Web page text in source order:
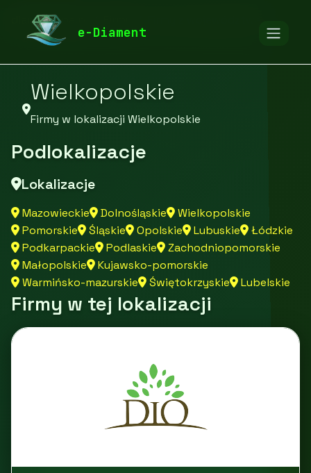
e-Diament
diamentspa.pl
Wielkopolskie
Firmy w lokalizacji Wielkopolskie
Podlokalizacje
Lokalizacje
Mazowieckie Dolnośląskie
Wielkopolskie
Pomorskie
Śląskie Opolskie Lubuskie
Łódzkie
Podkarpackie
Podlaskie
Zachodniopomorskie
Małopolskie
Kujawsko-pomorskie
Warmińsko-mazurskie
Świętokrzyskie Lubelskie
Firmy w tej lokalizacji